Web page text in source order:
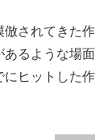
倣されてきた作
あるような場面
にヒットした作